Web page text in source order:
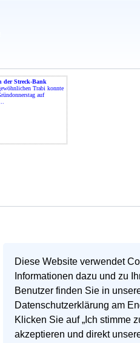
Diese Website verwendet
Informationen dazu und zu
Benutzer finden Sie in
Datenschutzerklärung am
Klicken Sie auf „Ich stimme
akzeptieren und direkt
der Streck-Bank
Trabi konnte
auf